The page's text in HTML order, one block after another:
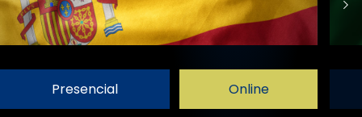
Presencial Online